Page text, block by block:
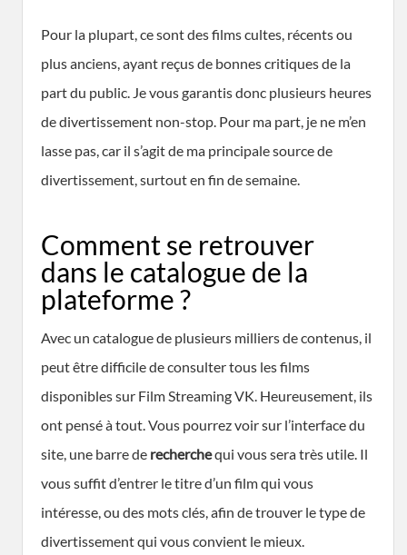
Pour la plupart, ce sont des films cultes, récents ou
plus anciens, ayant reçus de bonnes critiques de la
part du public. Je vous garantis donc plusieurs heures
de divertissement non-stop. Pour ma part, je ne m’en
lasse pas, car il s’agit de ma principale source de
divertissement, surtout en fin de semaine.
Comment se retrouver
dans le catalogue de la
plateforme ?
Avec un catalogue de plusieurs milliers de contenus, il
peut être difficile de consulter tous les films
disponibles sur Film Streaming VK. Heureusement, ils
ont pensé à tout. Vous pourrez voir sur l’interface du
site, une barre de recherchequi vous sera très utile. Il
vous suffit d’entrer le titre d’un film qui vous
intéresse, ou des mots clés, afin de trouver le type de
divertissement qui vous convient le mieux.